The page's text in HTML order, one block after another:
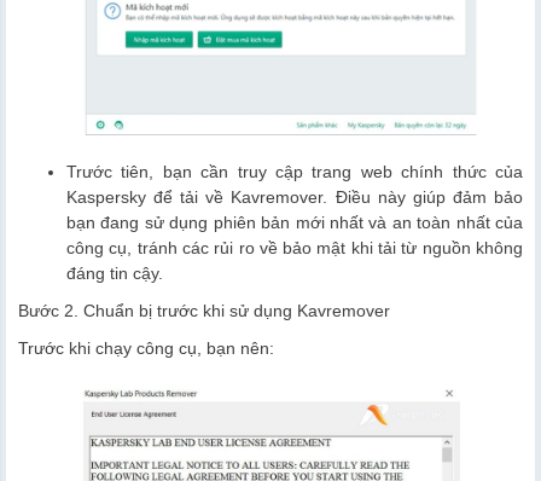
Trước tiên, bạn cần truy cập trang web chính thức của
Kaspersky để tải về Kavremover. Điều này giúp đảm bảo
bạn đang sử dụng phiên bản mới nhất và an toàn nhất của
công cụ, tránh các rủi ro về bảo mật khi tải từ nguồn không
đáng tin cậy.
Bước 2. Chuẩn bị trước khi sử dụng Kavremover
Trước khi chạy công cụ, bạn nên: